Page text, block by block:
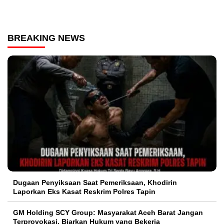
BREAKING NEWS
Dugaan Penyiksaan Saat Pemeriksaan, Khodirin
Laporkan Eks Kasat Reskrim Polres Tapin
GM Holding SCY Group: Masyarakat Aceh Barat Jangan
Terprovokasi, Biarkan Hukum yang Bekerja